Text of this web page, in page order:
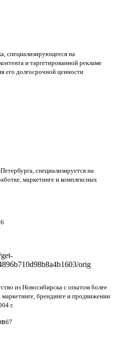
специализирующееся на
и таргетированной рекламе
его долгосрочной ценности
специализируется на
маркетинге и комплексных
из Новосибирска с опытом более
маркетинге, брендинге и продвижении
г.
67